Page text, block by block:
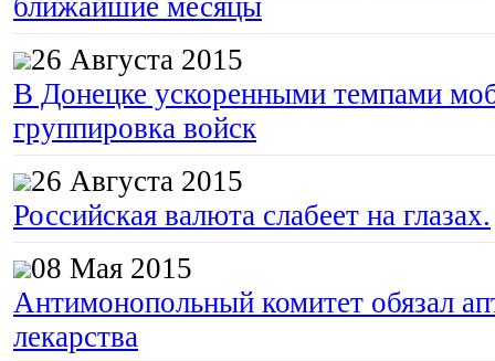
ближайшие месяцы
26 Августа 2015
В Донецке ускоренными темпами
группировка войск
26 Августа 2015
Российская валюта слабеет на глазах.
08 Мая 2015
Антимонопольный комитет обязал
лекарства